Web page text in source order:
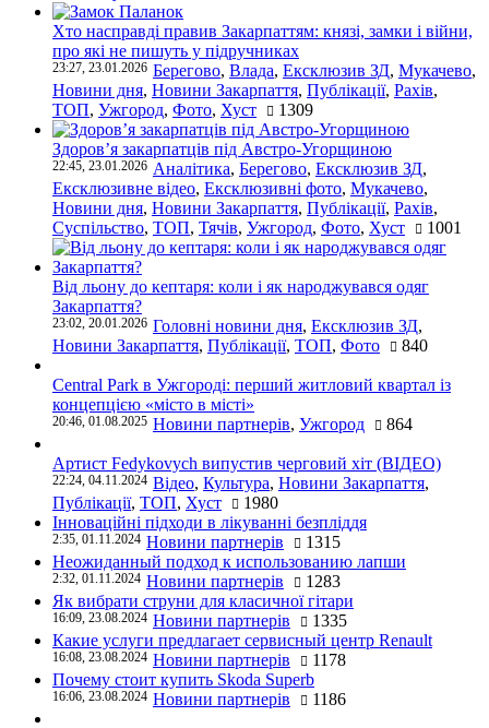
Хто насправді правив Закарпаттям: князі, замки і війни,
про які не пишуть у підручниках
23:27, 23.01.2026 Берегово, Влада, Ексклюзив ЗД, Мукачево,
Новини дня, Новини Закарпаття, Публікації, Рахів,
ТОП, Ужгород, Фото, Хуст 1309
Здоров’я закарпатців під Австро-Угорщиною
22:45, 23.01.2026 Аналітика, Берегово, Ексклюзив ЗД,
Ексклюзивне відео, Ексклюзивні фото, Мукачево,
Новини дня, Новини Закарпаття, Публікації, Рахів,
Суспільство, ТОП, Тячів, Ужгород, Фото, Хуст 1001
Від льону до кептаря: коли і як народжувався одяг
Закарпаття?
23:02, 20.01.2026 Головні новини дня, Ексклюзив ЗД,
Новини Закарпаття, Публікації, ТОП, Фото 840
Central Park в Ужгороді: перший житловий квартал із
концепцією «місто в місті»
20:46, 01.08.2025 Новини партнерів, Ужгород 864
Артист Fedykovych випустив черговий хіт (ВІДЕО)
22:24, 04.11.2024 Відео, Культура, Новини Закарпаття,
Публікації, ТОП, Хуст
1980
Інноваційні підходи в лікуванні безпліддя
2:35, 01.11.2024 Новини партнерів
1315
Неожиданный подход к использованию лапши
2:32, 01.11.2024 Новини партнерів
1283
Як вибрати струни для класичної гітари
16:09, 23.08.2024 Новини партнерів
1335
Какие услуги предлагает сервисный центр Renault
16:08, 23.08.2024 Новини партнерів
1178
Почему стоит купить Skoda Superb
16:06, 23.08.2024 Новини партнерів 1186